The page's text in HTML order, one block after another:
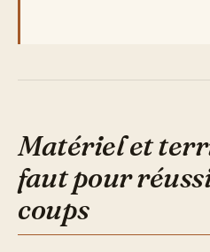
Matériel et
faut pour
coups